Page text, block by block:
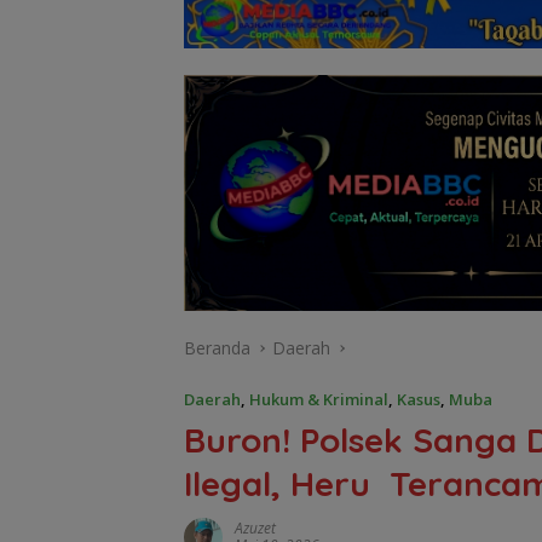
Beranda Daerah
Daerah, Hukum & Kriminal, Kasus, Muba
Buron! Polsek Sanga
Ilegal, Heru
Azuzet